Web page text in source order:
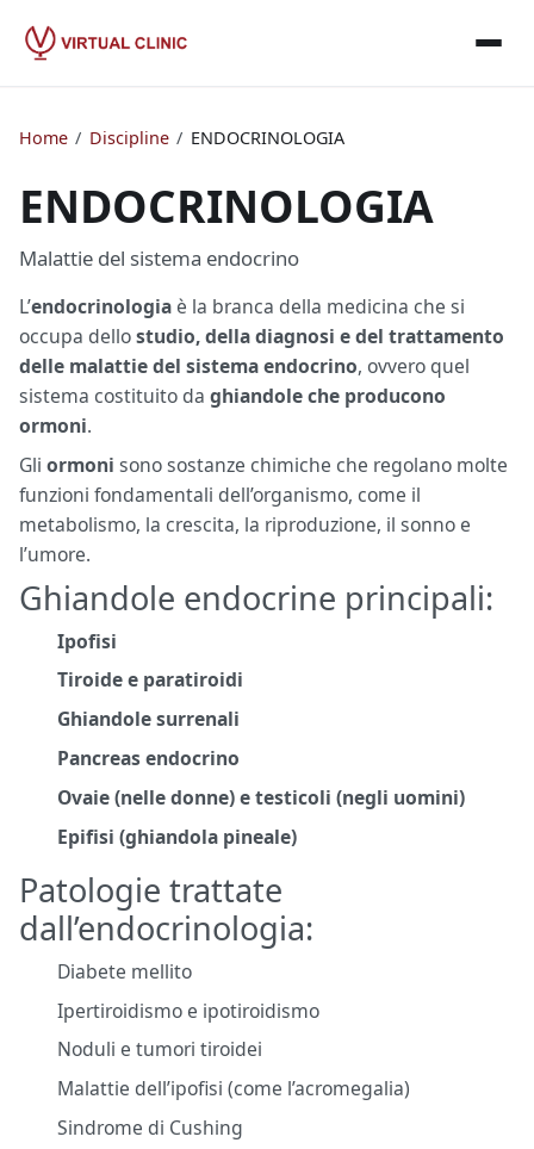
Home / Discipline / ENDOCRINOLOGIA
ENDOCRINOLOGIA
Malattie del sistema endocrino
L’endocrinologia è la branca della medicina che si
occupa dellostudio, della diagnosi e del trattamento
delle malattie del sistema endocrino, ovvero quel
sistema costituito da ghiandole che producono
ormoni.
Gli ormoni sono sostanze chimiche che regolano molte
funzioni fondamentali dell’organismo, come il
metabolismo, la crescita, la riproduzione, il sonno e
l’umore.
Ghiandole endocrine principali:
Ipofisi
Tiroide e paratiroidi
Ghiandole surrenali
Pancreas endocrino
Ovaie (nelle donne) e testicoli (negli uomini)
Epifisi (ghiandola pineale)
Patologie trattate
dall’endocrinologia:
Diabete mellito
Ipertiroidismo e ipotiroidismo
Noduli e tumori tiroidei
Malattie dell’ipofisi (come l’acromegalia)
Sindrome di Cushing